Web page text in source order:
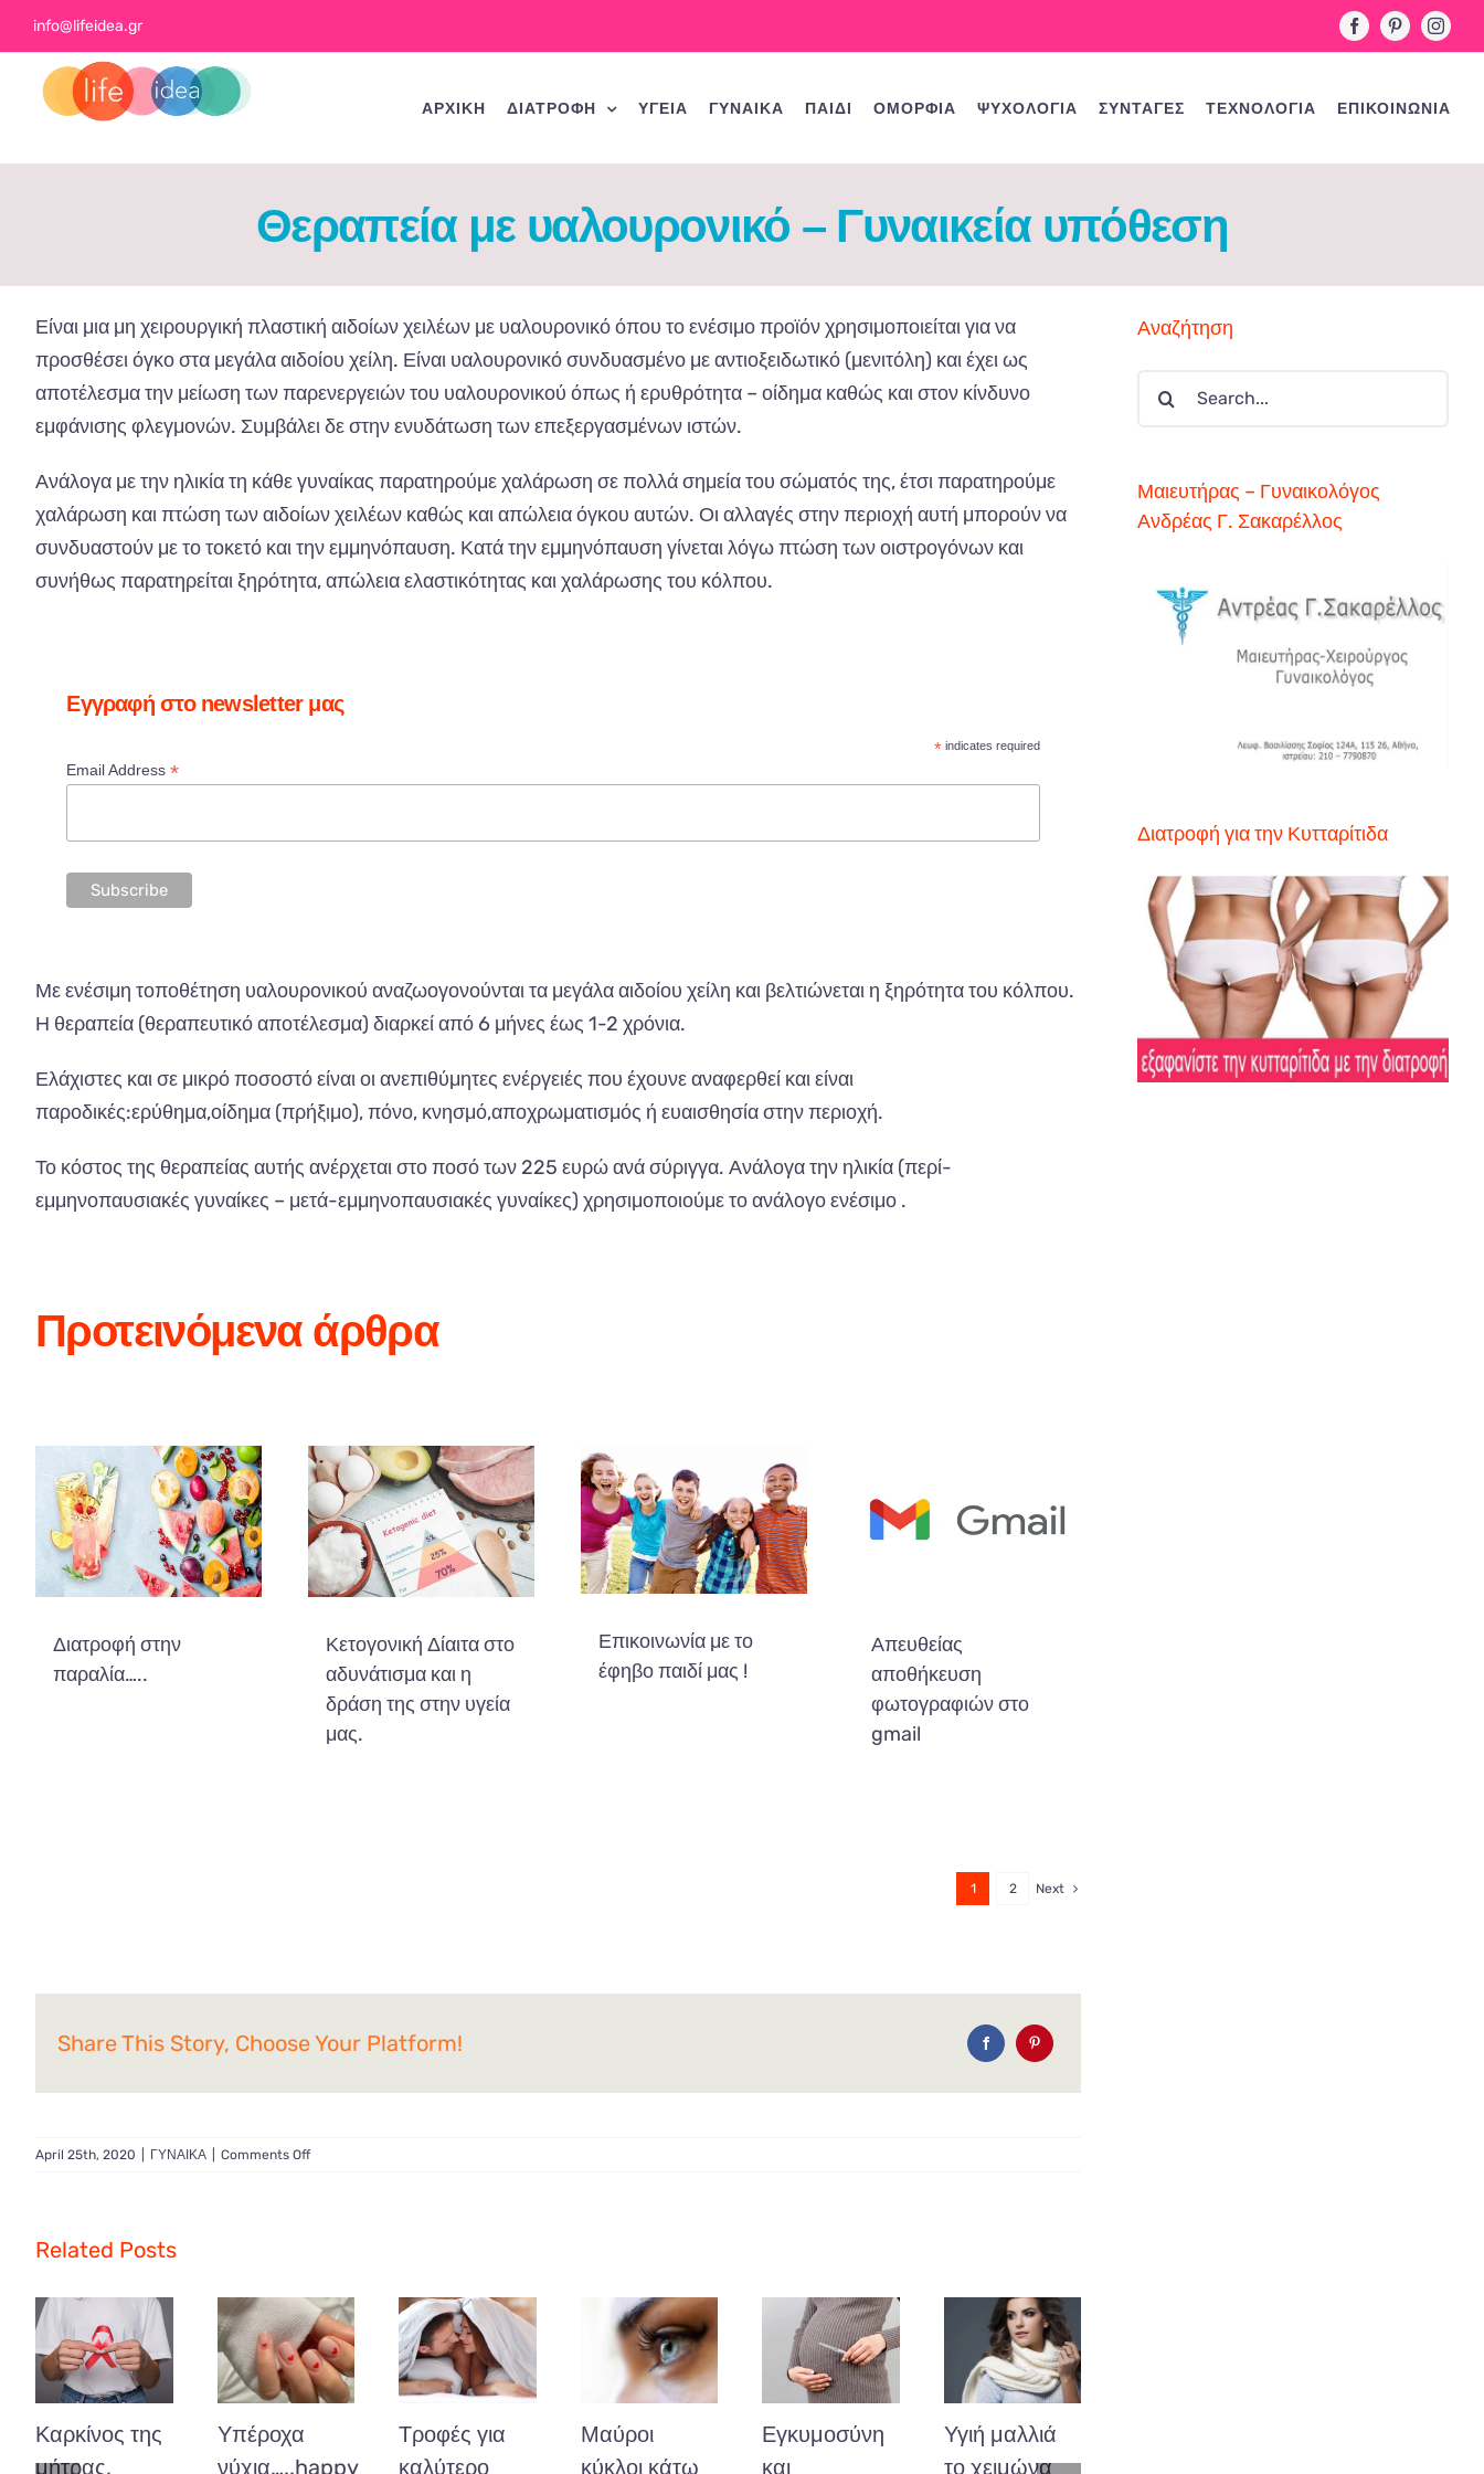
Skip
to
content
info@lifeidea.gr FacebookPinterest
ΑΡΧΙΚΗ ΔΙΑΤΡΟΦΗ ΥΓΕΙΑ ΓΥΝΑΙΚΑ ΠΑΙΔΙ ΟΜΟΡΦΙΑ ΨΥΧΟΛΟΓΙΑ ΣΥΝΤΑΓΕΣ ΤΕΧΝΟΛΟΓΙΑ ΕΠΙΚΟΙΝΩΝΙΑ
Θεραπεία με υαλουρονικό – Γυναικεία υπόθεση
Είναι μια μη χειρουργική πλαστική αιδοίων χειλέων με υαλουρονικό όπου το ενέσιμο προϊόν χρησιμοποιείται για να
προσθέσει όγκο στα μεγάλα αιδοίου χείλη. Είναι υαλουρονικό συνδυασμένο με αντιοξειδωτικό (μενιτόλη) και έχει ως
αποτέλεσμα την μείωση των παρενεργειών του υαλουρονικού όπως ή ερυθρότητα – οίδημα καθώς και στον κίνδυνο
εμφάνισης φλεγμονών. Συμβάλει δε στην ενυδάτωση των επεξεργασμένων ιστών.
Ανάλογα με την ηλικία τη κάθε γυναίκας παρατηρούμε χαλάρωση σε πολλά σημεία του σώματός της, έτσι παρατηρούμε
χαλάρωση και πτώση των αιδοίων χειλέων καθώς και απώλεια όγκου αυτών. Οι αλλαγές στην περιοχή αυτή μπορούν να
συνδυαστούν με το τοκετό και την εμμηνόπαυση. Κατά την εμμηνόπαυση γίνεται λόγω πτώση των οιστρογόνων και
συνήθως παρατηρείται ξηρότητα, απώλεια ελαστικότητας και χαλάρωσης του κόλπου.
Εγγραφή στο newsletter μας
* indicates required
Email Address*
Με ενέσιμη τοποθέτηση υαλουρονικού αναζωογονούνται τα μεγάλα αιδοίου χείλη και βελτιώνεται η ξηρότητα του κόλπου.
Η θεραπεία (θεραπευτικό αποτέλεσμα) διαρκεί από 6 μήνες έως 1-2 χρόνια.
Ελάχιστες και σε μικρό ποσοστό είναι οι ανεπιθύμητες ενέργειές που έχουνε αναφερθεί και είναι
παροδικές:ερύθημα,οίδημα (πρήξιμο), πόνο, κνησμό,αποχρωματισμός ή ευαισθησία στην περιοχή.
Το κόστος της θεραπείας αυτής ανέρχεται στο ποσό των 225 ευρώ ανά σύριγγα. Ανάλογα την ηλικία (περί-
εμμηνοπαυσιακές γυναίκες – μετά-εμμηνοπαυσιακές γυναίκες) χρησιμοποιούμε το ανάλογο ενέσιμο .
Προτεινόμενα άρθρα
Διατροφή στην
παραλία…..
Κετογονική Δίαιτα στο
αδυνάτισμα και η
δράση της στην υγεία
μας.
Επικοινωνία με το
έφηβο παιδί μας !
Απευθείας
αποθήκευση
φωτογραφιών στο
gmail
1 2 Next
Share This Story, Choose Your Platform!
April 25th, 2020 ΓΥΝΑΙΚΑ Comments Offon
Related Posts
Καρκίνος της
μήτρας,
Υπέροχα
νύχια…..happy
Τροφές για
καλύτερο
Μαύροι
κύκλοι κάτω
Εγκυμοσύνη
και
Υγιή μαλλιά
το χειμώνα
Αναζήτηση
Search
Μαιευτήρας – Γυναικολόγος
Ανδρέας Γ. Σακαρέλλος
Διατροφή για την Κυτταρίτιδα